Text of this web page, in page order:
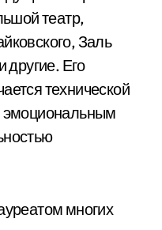
театр,
Заль
другие. Его
технической
эмоциональным
многих